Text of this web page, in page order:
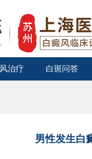
治疗 白斑问答
男性发生白